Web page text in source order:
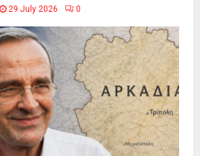
29 July 2026 0